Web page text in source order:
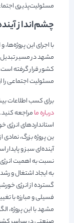
مسئولیت‌پذیری
چشم‌انداز
با اجرای این
مشهد در مسیر
کشور قرار گرفته
مسئولیت اجتماعی را
برای کسب اطلاعات
درباره مامراجعه
استانداردهای
ین پروژه بزرگ،
آینده‌ای سبز و
نسبت به اهمیت
به ایجاد اشتغال و
گسترده از انرژی
فسیلی و مبارزه با
مشهد با این پروژه،